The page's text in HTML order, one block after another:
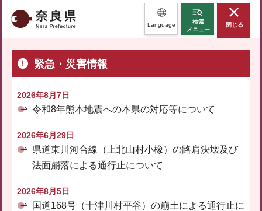
奈良県 Language
検索
メニュー
閉じる
緊急・災害情報
2026年8月7日
令和8年熊本地震への本県の対応等について
2026年6月29日
県道東川河合線（上北山村小橡）の路肩決壊及び
法面崩落による通行止について
2026年8月5日
国道168号（十津川村平谷）の崩土による通行止に